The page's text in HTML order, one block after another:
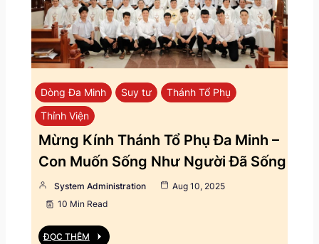
Dòng Đa Minh Suy tư
Thánh Tổ Phụ
Thỉnh Viện
Mừng Kính Thánh Tổ Phụ Đa Minh –
Con Muốn Sống Như Người Đã Sống
System Administration
Aug 10, 2025
10 Min Read
ĐỌC THÊM